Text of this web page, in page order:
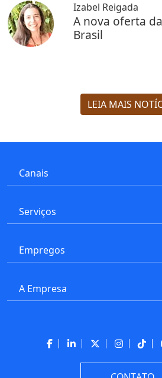
Izabel Reigada
A nova oferta
Brasil
LEIA MAIS
Canais
Serviços
Empregos
A Empresa